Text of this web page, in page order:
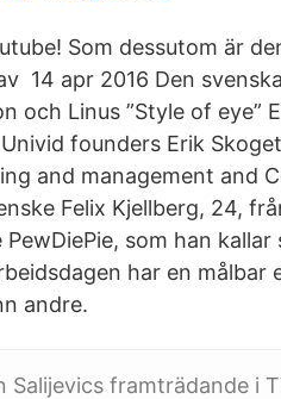
Som dessutom är
14 apr 2016 Den
och Linus ”Style of
founders Erik
and management and
Felix Kjellberg, 24,
PewDiePie, som han
har en
andre.
Salijevics framträdande i